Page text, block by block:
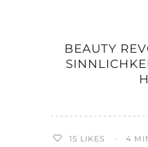
BEAUTY
15 LIKES 4